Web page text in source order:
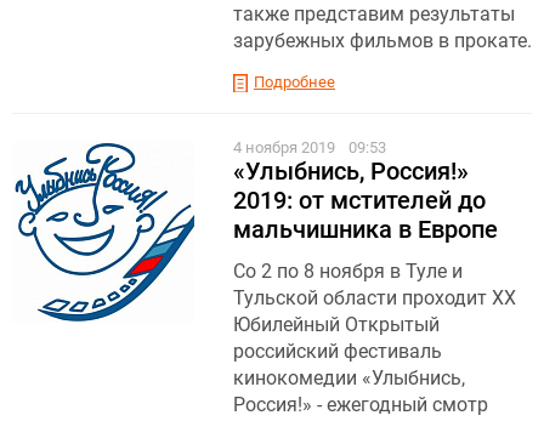
также представим результаты
зарубежных фильмов в прокате.
Подробнее
4 ноября 2019 09:53
«Улыбнись, Россия!»
2019: от мстителей до
мальчишника в Европе
Со 2 по 8 ноября в Туле и
Тульской области проходит ХХ
Юбилейный Открытый
российский фестиваль
кинокомедии «Улыбнись,
Россия!» - ежегодный смотр